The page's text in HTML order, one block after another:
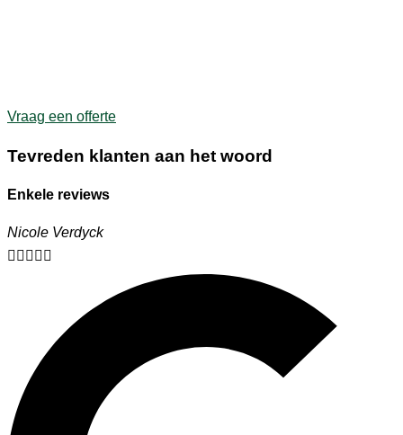
Vraag een offerte
Tevreden klanten aan het woord
Enkele reviews
Nicole Verdyck
    